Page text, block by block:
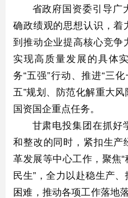
省政府国资委引导广
确政绩观的思想认识，着
到推动企业提高核心竞争
实现高质量发展的具体
务“五强”行动、推进“三
五”规划、防范化解重大
国资国企重点任务。
甘肃电投集团在抓好
和整改的同时，紧扣生产
革发展等中心工作，聚焦
民生”，全力以赴稳生产
困难，推动各项工作落地